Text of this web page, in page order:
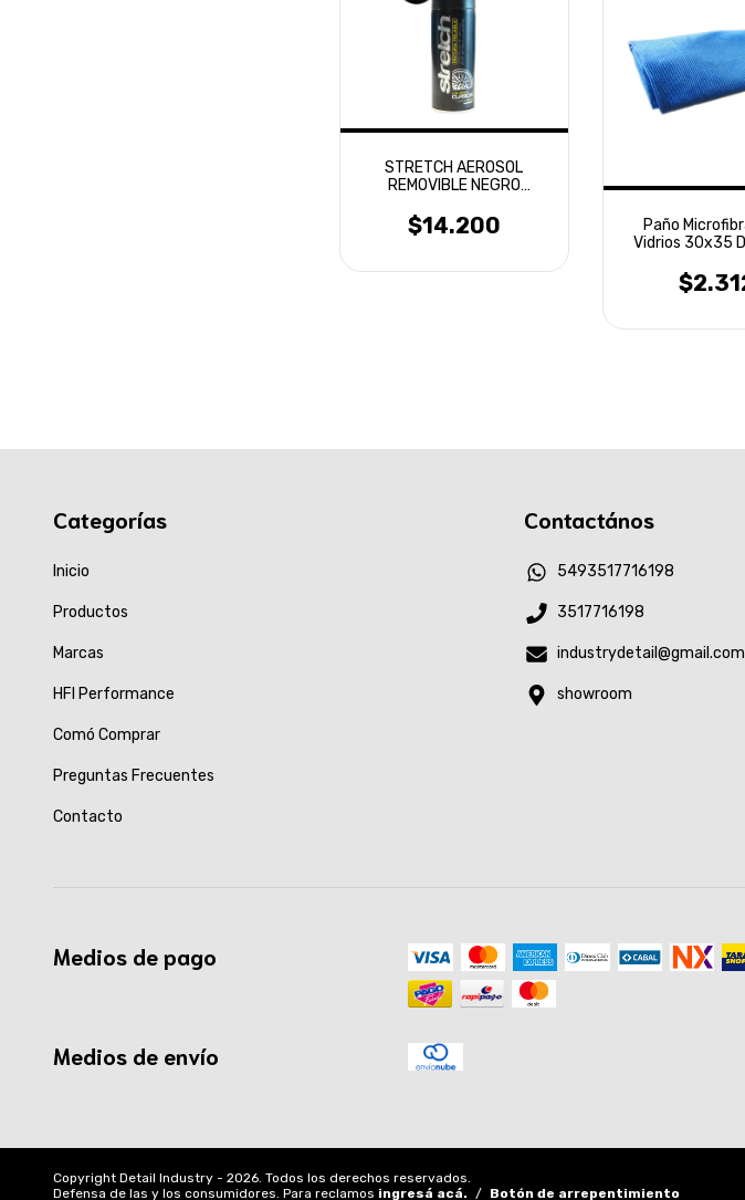
STRETCH AEROSOL
REMOVIBLE NEGRO
$14.200
Paño
Vidrios 30x35
Categorías
Inicio
Productos
Marcas
HFI Performance
Comó Comprar
Preguntas Frecuentes
Contacto
Contactános
5493517716198
3517716198
industrydetail@gmail.com
showroom
Medios de pago
Medios de envío
Copyright Detail Industry - 2026. Todos los derechos reservados.
Defensa de las y los consumidores. Para reclamos ingresá acá. / Botón de arrepentimiento